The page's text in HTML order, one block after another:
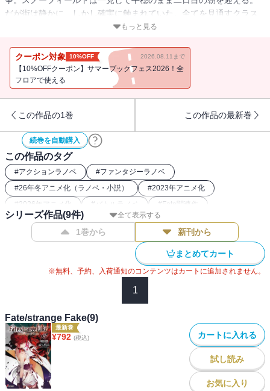
だが街は静かに、しかし確実に蝕まれていた。全てを見通すクラス
『ウォッチャー』を召喚した兵士の青年は、狂信者の『アサシン』
の前には『女神』を名乗る女が現れ、機械仕掛けの『バーサーカ
ー』による猛威が魔術工房に吹き荒れる。己の正体を求める『殺人
鬼』は時計塔の麒麟児とともに、一人のか弱き少女を救うため強者
もっと見る
クーポン対象 10%OFF 2026.08.11まで
【10%OFFクーポン】サマーブックフェス2026！全
フロアで使える
この作品の1巻 この作品の最新巻
続巻を自動購入
この作品のタグ
#アクションラノベ #ファンタジーラノベ
#26年冬アニメ化（ラノベ・小説） #2023年アニメ化
#2026年アニメ化 # バトルラノベ #Fate関連作
#伝奇・オカルトラノベ #神話・伝承ラノベ
全て表示する
シリーズ作品(9件)
1巻から 新刊から
まとめてカート
※無料、予約、入荷通知のコンテンツはカートに追加されません。
1
Fate/strange Fake(9)
最新巻
¥792 (税込) カートに入れる
試し読み
お気に入り